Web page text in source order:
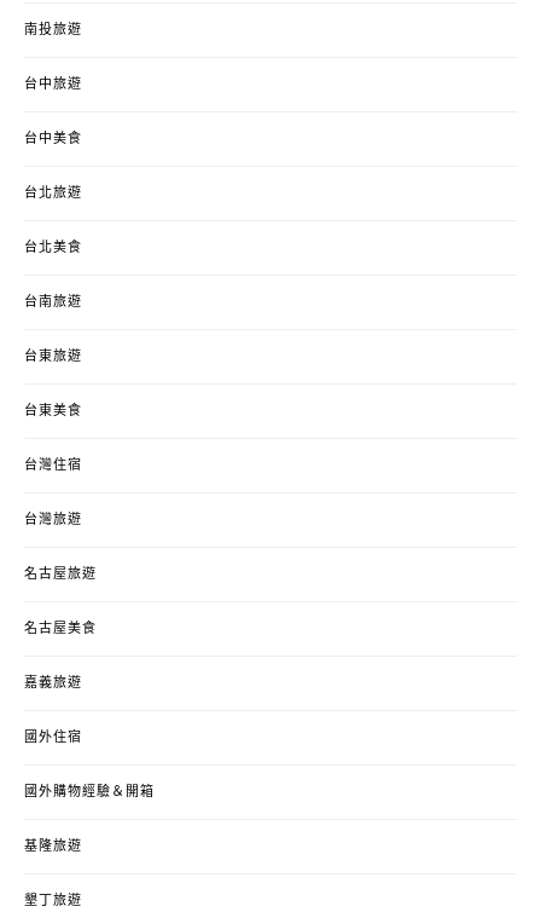
南投旅遊
台中旅遊
台中美食
台北旅遊
台北美食
台南旅遊
台東旅遊
台東美食
台灣住宿
台灣旅遊
名古屋旅遊
名古屋美食
嘉義旅遊
國外住宿
國外購物經驗＆開箱
基隆旅遊
墾丁旅遊